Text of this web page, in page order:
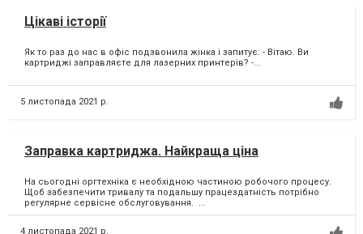
Цікаві історії
Як то раз до нас в офіс подзвонила жінка і запитує:⁣ - Вітаю. Ви
картриджі заправляєте для лазерних принтерів?⁣ -...
5 листопада 2021 р.
Заправка картриджа. Найкраща ціна
На сьогодні оргтехніка є необхідною частиною робочого процесу. ⁣
Щоб забезпечити тривалу та подальшу працездатність потрібно
регулярне сервісне обслуговування. ⁣...
4 листопада 2021 р.